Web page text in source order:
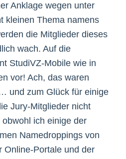
Anklage wegen unter
kleinen Thema namens
die Mitglieder dieses
wach. Auf die
StudiVZ-Mobile wie in
vor! Ach, das waren
und zum Glück für einige
Jury-Mitglieder nicht
ich einige der
Namedroppings von
Online-Portale und der